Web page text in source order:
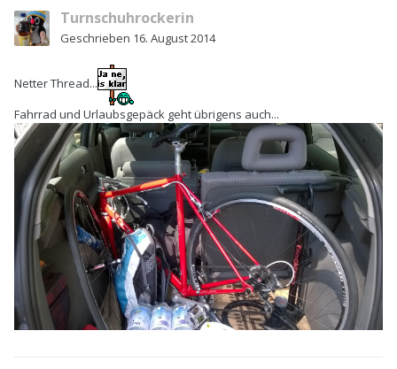
Turnschuhrockerin
Geschrieben 16. August 2014
Netter Thread...
Fahrrad und Urlaubsgepäck geht übrigens auch...